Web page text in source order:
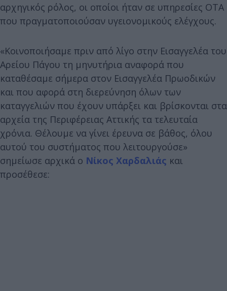
αρχηγικός ρόλος, οι οποίοι ήταν σε υπηρεσίες ΟΤΑ
που πραγματοποιούσαν υγειονομικούς ελέγχους.
«Κοινοποιήσαμε πριν από λίγο στην Εισαγγελέα του
Αρείου Πάγου τη μηνυτήρια αναφορά που
καταθέσαμε σήμερα στον Εισαγγελέα Πρωοδικών
και που αφορά στη διερεύνηση όλων των
καταγγελιών που έχουν υπάρξει και βρίσκονται στα
αρχεία της Περιφέρειας Αττικής τα τελευταία
χρόνια. Θέλουμε να γίνει έρευνα σε βάθος, όλου
αυτού του συστήματος που λειτουργούσε»
σημείωσε αρχικά ο Νίκος Χαρδαλιάς και
προσέθεσε: